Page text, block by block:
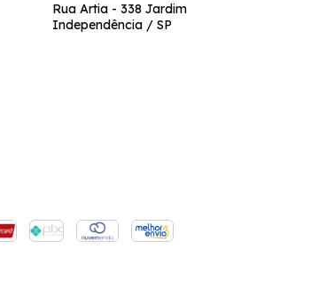
Rua Artia - 338 Jardim
Independência / SP